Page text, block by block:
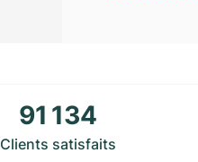
91 134
Clients satisfaits